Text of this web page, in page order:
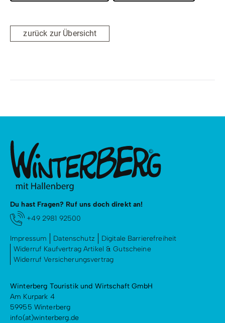
zurück zur Übersicht
Du hast Fragen? Ruf uns doch direkt an!
+49 2981 92500
Impressum Datenschutz
Digitale Barrierefreiheit
Widerruf Kaufvertrag Artikel & Gutscheine
Widerruf Versicherungsvertrag
Winterberg Touristik und Wirtschaft GmbH
Am Kurpark 4
59955 Winterberg
info(at)winterberg.de